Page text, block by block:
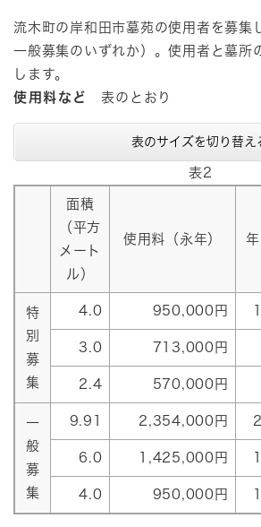
流木町の岸和田市墓苑の使用者を募集
一般募集のいずれか）。使用者と墓所
します。
使用料など
表のとおり
表のサイズを切り替え
表2
面積
（平方
メート
ル）
使用料（永年）
特
別
募
集
4.0 950,000円
3.0 713,000円
2.4 570,000円
一
般
募
集
9.91 2,354,000円
6.0 1,425,000円
4.0 950,000円